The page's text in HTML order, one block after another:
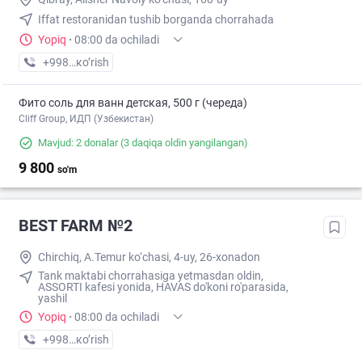
Iffat restoranidan tushib borganda chorrahada
Yopiq · 08:00 da ochiladi
+998 (93) XXX-XX-XX
кo’rish
Фито соль для ванн детская, 500 г (череда)
Cliff Group, ИДП (Узбекистан)
Mavjud: 2 donalar(3 daqiqa oldin yangilangan)
9 800 so'm
BEST FARM №2
Chirchiq, A.Temur ko‘chasi, 4-uy, 26-xonadon
Tank maktabi chorrahasiga yetmasdan oldin,
ASSORTI kafesi yonida, HAVAS do'koni ro'parasida,
yashil
Yopiq · 08:00 da ochiladi
+998 (71) XXX-XX-XX
кo’rish